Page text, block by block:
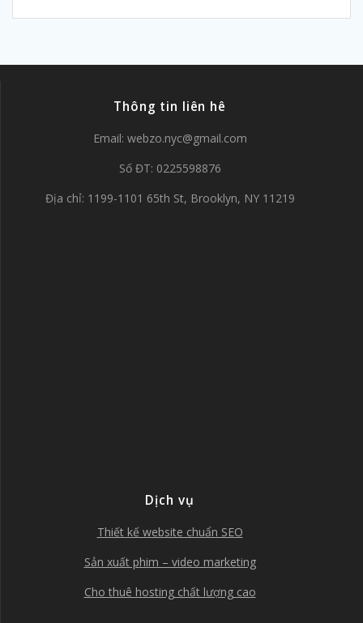
Thông tin liên hê
Email: webzo.nyc@gmail.com
Số ĐT: 0225598876
Địa chỉ: 1199-1101 65th St, Brooklyn, NY 11219
Dịch vụ
Thiết kế website chuẩn SEO
Sản xuất phim – video marketing
Cho thuê hosting chất lượng cao